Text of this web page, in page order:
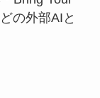
の外部AIと